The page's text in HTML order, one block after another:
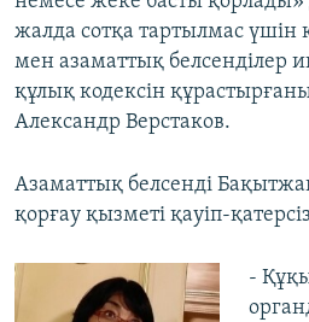
жалда сотқа тартылмас
мен азаматтық белсенділер
құлық кодексін
Александр Верстаков.
Азаматтық белсенді
қорғау қызметі қауіп-
-